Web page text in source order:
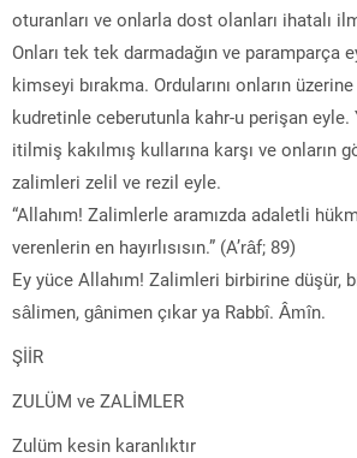
oturanları ve onlarla dost olanları ihatalı
Onları tek tek darmadağın ve paramparça
kimseyi bırakma. Ordularını onların
kudretinle ceberutunla kahr-u perişan eyle.
itilmiş kakılmış kullarına karşı ve onların
zalimleri zelil ve rezil eyle.
“Allahım! Zalimlerle aramızda adaletli
verenlerin en hayırlısısın.” (A’râf; 89)
Ey yüce Allahım! Zalimleri birbirine düşür,
sâlimen, gânimen çıkar ya Rabbî. Âmîn.
ŞİİR
ZULÜM ve ZALİMLER
Zulüm kesin karanlıktır